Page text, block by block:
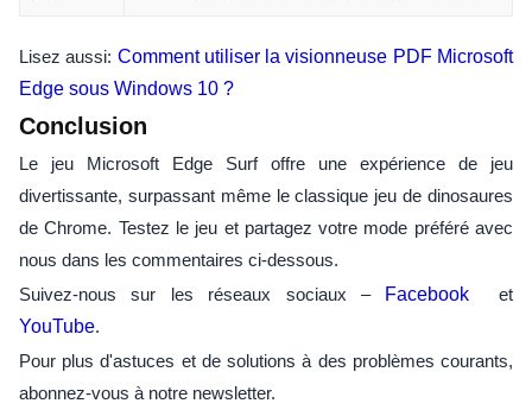
Lisez aussi: Comment utiliser la visionneuse PDF Microsoft
Edge sous Windows 10 ?
Conclusion
Le jeu Microsoft Edge Surf offre une expérience de jeu
divertissante, surpassant même le classique jeu de dinosaures
de Chrome. Testez le jeu et partagez votre mode préféré avec
nous dans les commentaires ci-dessous.
Suivez-nous sur les réseaux sociaux –
Facebook et
YouTube.
Pour plus d'astuces et de solutions à des problèmes courants,
abonnez-vous à notre newsletter.